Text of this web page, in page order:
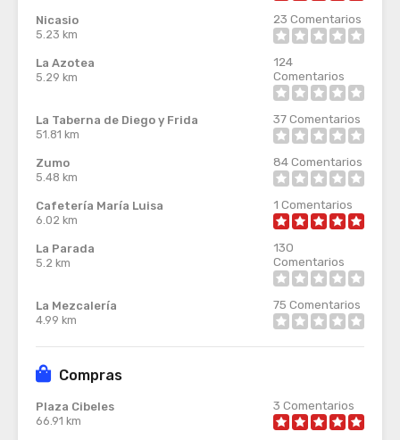
Nicasio
5.23 km
23 Comentarios
La Azotea
5.29 km
124
Comentarios
La Taberna de Diego y Frida
51.81 km
37Comentarios
Zumo
5.48 km
84Comentarios
Cafetería María Luisa
6.02 km
1 Comentarios
La Parada
5.2 km
130
Comentarios
La Mezcalería
4.99 km
75 Comentarios
Compras
Plaza Cibeles
66.91 km
3 Comentarios